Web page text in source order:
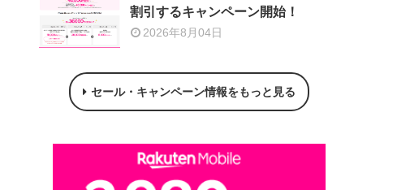
割引するキャンペーン開始！
2026年8月04日
セール・キャンペーン情報をもっと見る